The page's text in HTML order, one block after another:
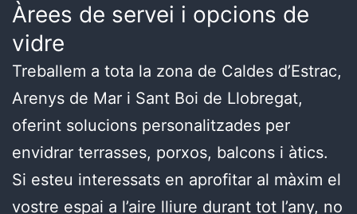
Àrees de servei i opcions de
vidre
Treballem a tota la zona de Caldes d’Estrac,
Arenys de Mar i Sant Boi de Llobregat,
oferint solucions personalitzades per
envidrar terrasses, porxos, balcons i àtics.
Si esteu interessats en aprofitar al màxim el
vostre espai a l’aire lliure durant tot l’any, no